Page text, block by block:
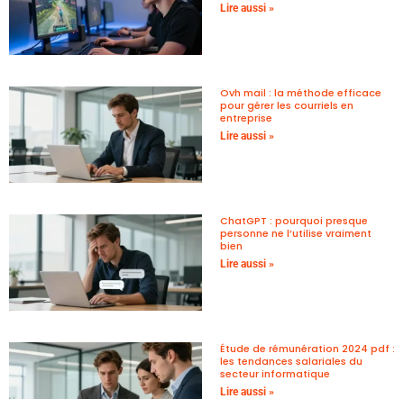
Lire aussi »
Ovh mail : la méthode efficace
pour gérer les courriels en
entreprise
Lire aussi »
ChatGPT : pourquoi presque
personne ne l’utilise vraiment
bien
Lire aussi »
Étude de rémunération 2024 pdf :
les tendances salariales du
secteur informatique
Lire aussi »